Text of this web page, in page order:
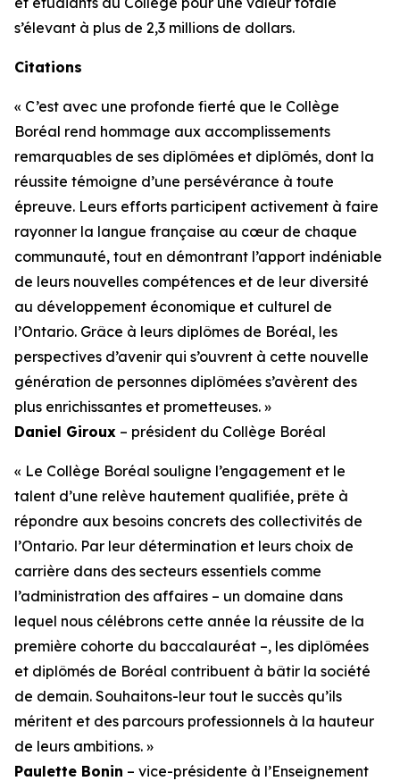
s’élevant à plus de 2,3 millions de dollars.
Citations
« C’est avec une profonde fierté que le Collège
Boréal rend hommage aux accomplissements
remarquables de ses diplômées et diplômés, dont la
réussite témoigne d’une persévérance à toute
épreuve. Leurs efforts participent activement à faire
rayonner la langue française au cœur de chaque
communauté, tout en démontrant l’apport indéniable
de leurs nouvelles compétences et de leur diversité
au développement économique et culturel de
l’Ontario. Grâce à leurs diplômes de Boréal, les
perspectives d’avenir qui s’ouvrent à cette nouvelle
génération de personnes diplômées s’avèrent des
plus enrichissantes et prometteuses. »
Daniel Giroux – président du Collège Boréal
« Le Collège Boréal souligne l’engagement et le
talent d’une relève hautement qualifiée, prête à
répondre aux besoins concrets des collectivités de
l’Ontario. Par leur détermination et leurs choix de
carrière dans des secteurs essentiels comme
l’administration des affaires – un domaine dans
lequel nous célébrons cette année la réussite de la
première cohorte du baccalauréat –, les diplômées
et diplômés de Boréal contribuent à bâtir la société
de demain. Souhaitons-leur tout le succès qu’ils
méritent et des parcours professionnels à la hauteur
de leurs ambitions. »
Paulette Bonin – vice-présidente à l’Enseignement